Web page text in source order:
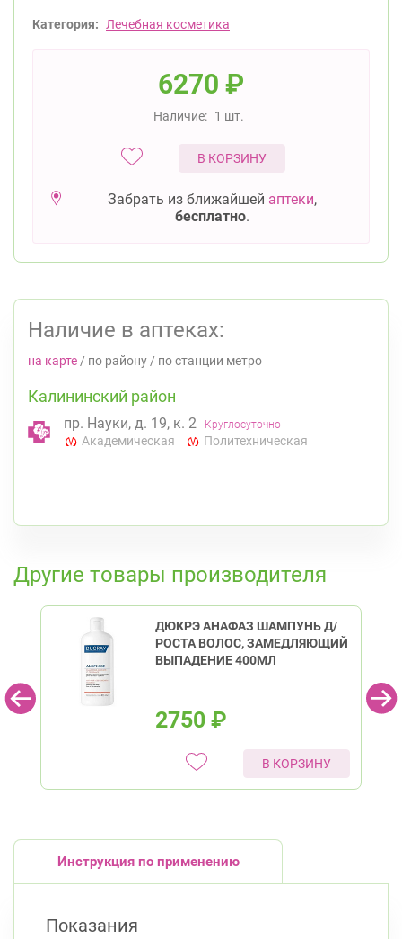
Категория: Лечебная косметика
6270 ₽
Наличие: 1 шт.
В КОРЗИНУ
Забрать из ближайшей аптеки,
бесплатно.
Наличие в аптеках:
на карте / по району / по станции метро
Калининский район
пр. Науки, д. 19, к. 2 Круглосуточно
Академическая Политехническая
Другие товары производителя
ДЮКРЭ АНАФАЗ ШАМПУНЬ Д/
РОСТА ВОЛОС, ЗАМЕДЛЯЮЩИЙ
ВЫПАДЕНИЕ 400МЛ
2750 ₽
В КОРЗИНУ
Инструкция по применению
Показания